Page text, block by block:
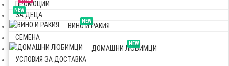
ПРОМОЦИИ
NEW
ЗА ДЕЦА
NEW
ВИНО И РАКИЯ
СЕМЕНА
NEW
ДОМАШНИ ЛЮБИМЦИ
УСЛОВИЯ ЗА ДОСТАВКА